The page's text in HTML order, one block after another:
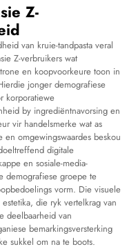
Z-
van kruie-tandpasta veral
Z-verbruikers wat
en koopvoorkeure toon in
jonger demografiese
korporatiewe
by ingrediëntnavorsing en
vir handelsmerke wat as
omgewingswaardes beskou
digitale
en sosiale-media-
demografiese groepe te
vorm. Die visuele
die ryk vertelkrag van
deelbaarheid van
bemarkingsversterking
sukkel om na te boots.